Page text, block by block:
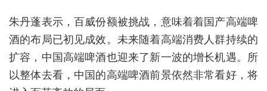
朱丹蓬表示，百威份额被挑战，意味着着国产高端啤
酒的布局已初见成效。未来随着高端消费人群持续的
扩容，中国高端啤酒也迎来了新一波的增长机遇。所
以整体去看，中国的高端啤酒前景依然非常看好，将